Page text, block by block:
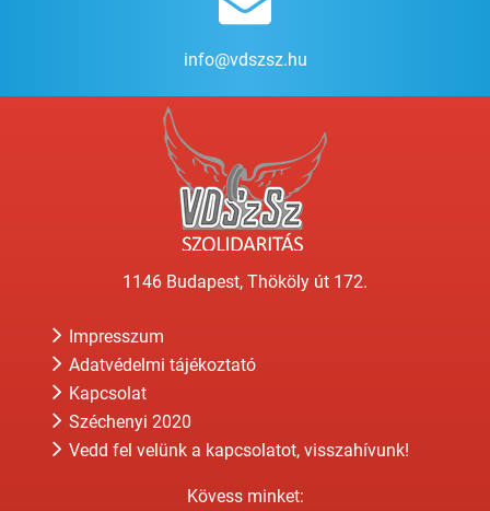
info@vdszsz.hu
1146 Budapest, Thököly út 172.
Impresszum
Adatvédelmi tájékoztató
Kapcsolat
Széchenyi 2020
Vedd fel velünk a kapcsolatot, visszahívunk!
Kövess minket: